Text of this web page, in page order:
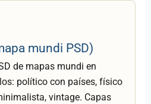
mundi PSD)
de mapas mundi en
político con países, físico
vintage. Capas